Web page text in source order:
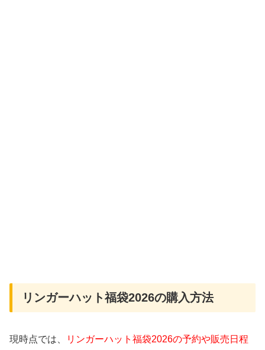
リンガーハット福袋2026の購入方法
現時点では、
リンガーハット福袋2026の予約や販売日程